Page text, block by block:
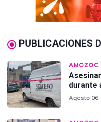
PUBLICACIONES
AMOZOC
durante
Agosto 06,